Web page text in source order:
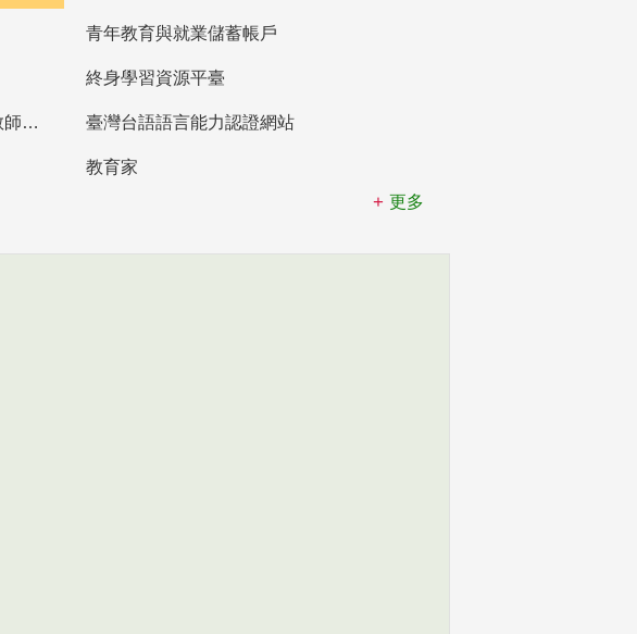
青年教育與就業儲蓄帳戶
終身學習資源平臺
教育部高中等以下學校及幼兒園教師資格檢定考試 臺灣台語語言能力認證網站
教育家
更多